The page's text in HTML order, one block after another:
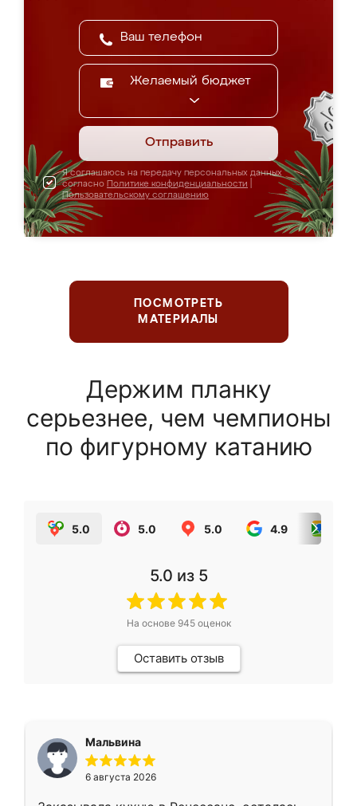
Желаемый бюджет
Отправить
Я соглашаюсь на передачу персональных данных
согласно Политике конфиденциальности
Пользовательскому соглашению
ПОСМОТРЕТЬ
МАТЕРИАЛЫ
Держим планку
серьезнее, чем чемпионы
по фигурному катанию
5.0 5.0 5.0 4.9
5.0 из 5
На основе 945оценок
Оставить отзыв
Мальвина
6 августа 2026